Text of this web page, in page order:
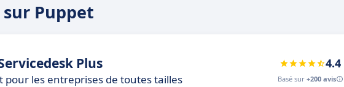
Puppet
Plus
pour les entreprises de toutes tailles
4.4
Basé sur +200 avis